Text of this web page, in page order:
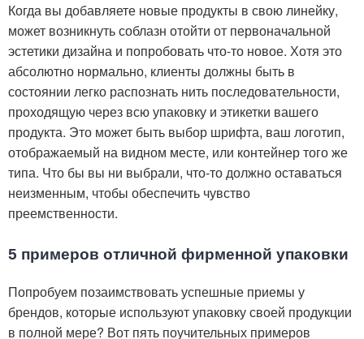
Когда вы добавляете новые продукты в свою линейку,
может возникнуть соблазн отойти от первоначальной
эстетики дизайна и попробовать что-то новое. Хотя это
абсолютно нормально, клиенты должны быть в
состоянии легко распознать нить последовательности,
проходящую через всю упаковку и этикетки вашего
продукта. Это может быть выбор шрифта, ваш логотип,
отображаемый на видном месте, или контейнер того же
типа. Что бы вы ни выбрали, что-то должно оставаться
неизменным, чтобы обеспечить чувство
преемственности.
5 примеров отличной фирменной упаковки
Попробуем позаимствовать успешные приемы у
брендов, которые используют упаковку своей продукции
в полной мере? Вот пять поучительных примеров